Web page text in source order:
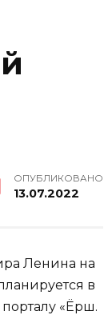
ОПУБЛИКОВАНО
13.07.2022
Ленина на
в
«Ёрш.